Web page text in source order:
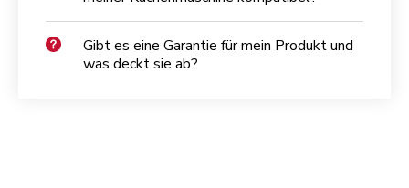
Gibt es eine Garantie für mein Produkt und
was deckt sie ab?